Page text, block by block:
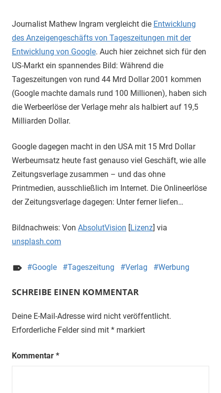
Journalist Mathew Ingram vergleicht die Entwicklung
des Anzeigengeschäfts von Tageszeitungen mit der
Entwicklung von Google. Auch hier zeichnet sich für den
US-Markt ein spannendes Bild: Während die
Tageszeitungen von rund 44 Mrd Dollar 2001 kommen
(Google machte damals rund 100 Millionen), haben sich
die Werbeerlöse der Verlage mehr als halbiert auf 19,5
Milliarden Dollar.
Google dagegen macht in den USA mit 15 Mrd Dollar
Werbeumsatz heute fast genauso viel Geschäft, wie alle
Zeitungsverlage zusammen – und das ohne
Printmedien, ausschließlich im Internet. Die Onlineerlöse
der Zeitungsverlage dagegen: Unter ferner liefen…
Bildnachweis: Von AbsolutVision [Lizenz] via
unsplash.com
Google Tageszeitung Verlag Werbung
SCHREIBE EINEN KOMMENTAR
Deine E-Mail-Adresse wird nicht veröffentlicht.
Erforderliche Felder sind mit * markiert
Kommentar *